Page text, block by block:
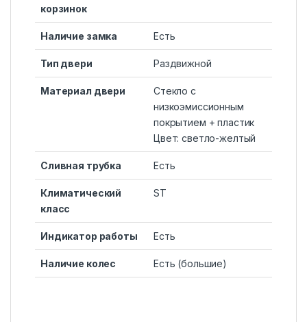
корзинок
Наличие замка Есть
Тип двери Раздвижной
Материал двери
Стекло с
низкоэмиссионным
покрытием + пластик
Цвет: светло-желтый
Сливная трубка Есть
Климатический
класс
ST
Индикатор работы Есть
Наличие колес Есть (большие)